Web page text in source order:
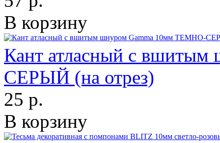
В корзину
Кант атласный с
СЕРЫЙ (на отрез)
25 р.
В корзину